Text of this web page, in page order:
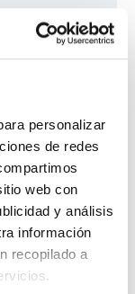
personalizar
de redes
web con
y análisis
información
recopilado a
??